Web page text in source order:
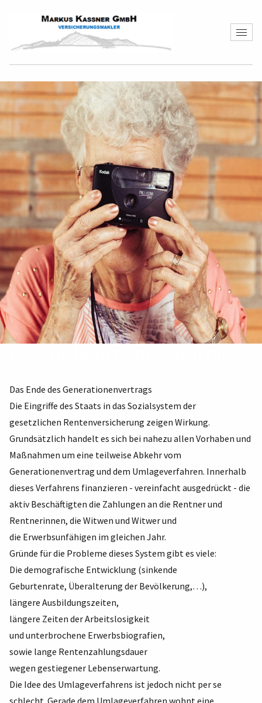
Das Ende des Generationenvertrags
Die Eingriffe des Staats in das Sozialsystem der
gesetzlichen Rentenversicherung zeigen Wirkung.
Grundsätzlich handelt es sich bei nahezu allen Vorhaben und
Maßnahmen um eine teilweise Abkehr vom
Generationenvertrag und dem Umlageverfahren. Innerhalb
dieses Verfahrens finanzieren - vereinfacht ausgedrückt - die
aktiv Beschäftigten die Zahlungen an die Rentner und
Rentnerinnen, die Witwen und Witwer und
die Erwerbsunfähigen im gleichen Jahr.
Gründe für die Probleme dieses System gibt es viele:
Die demografische Entwicklung (sinkende
Geburtenrate, Überalterung der Bevölkerung,…),
längere Ausbildungszeiten,
längere Zeiten der Arbeitslosigkeit
und unterbrochene Erwerbsbiografien,
sowie lange Rentenzahlungsdauer
wegen gestiegener Lebenserwartung.
Die Idee des Umlageverfahrens ist jedoch nicht per se
schlecht. Gerade dem Umlageverfahren wohnt eine